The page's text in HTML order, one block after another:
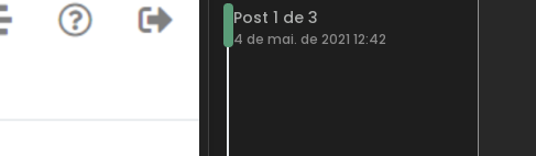
Post 1 de 3
4 de mai. de 2021 12:42